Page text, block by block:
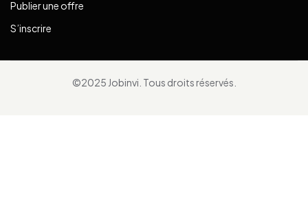
Publier une offre
S’inscrire
©2025 Jobinvi. Tous droits réservés.